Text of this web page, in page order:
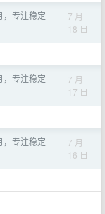
，专注稳定
7 月
18 日
，专注稳定
7 月
17 日
，专注稳定
7 月
16 日